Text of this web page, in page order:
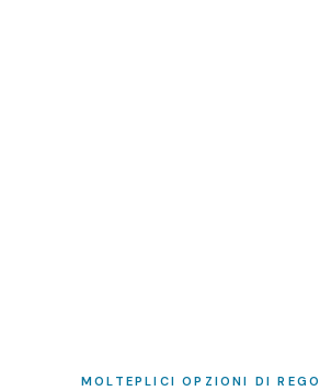
MOLTEPLICI OPZIONI DI